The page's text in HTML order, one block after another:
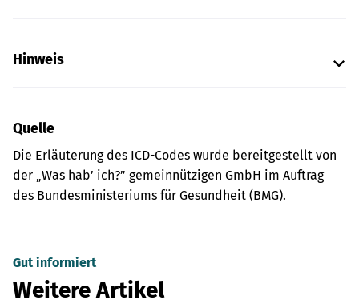
Hinweis
Quelle
Die Erläuterung des ICD-Codes wurde bereitgestellt von
der „Was hab’ ich?” gemeinnützigen GmbH im Auftrag
des Bundesministeriums für Gesundheit (BMG).
Gut informiert
Weitere Artikel